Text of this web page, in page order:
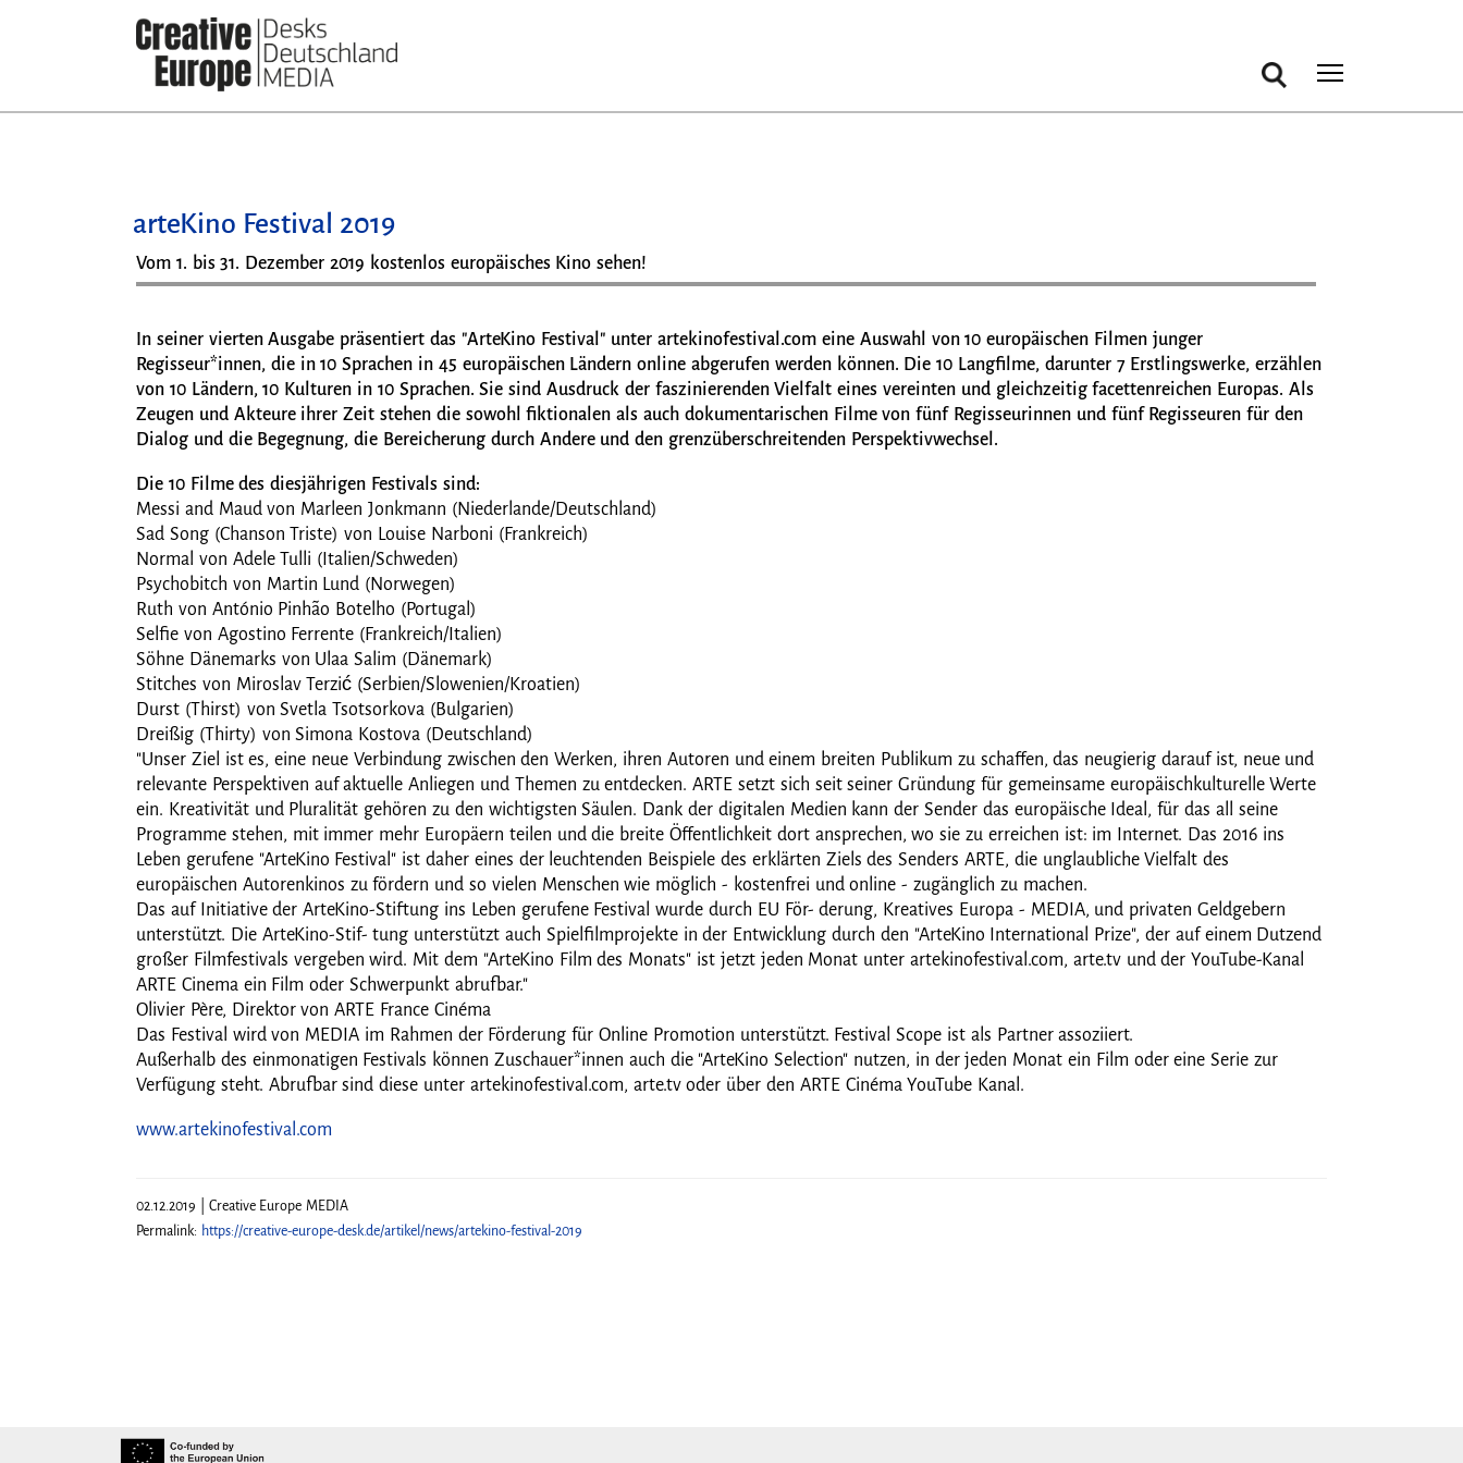
arteKino Festival 2019
Vom 1. bis 31. Dezember 2019 kostenlos europäisches Kino sehen!
In seiner vierten Ausgabe präsentiert das "ArteKino Festival" unter artekinofestival.com eine Auswahl von 10 europäischen Filmen junger
Regisseur*innen, die in 10 Sprachen in 45 europäischen Ländern online abgerufen werden können. Die 10 Langfilme, darunter 7 Erstlingswerke, erzählen
von 10 Ländern, 10 Kulturen in 10 Sprachen. Sie sind Ausdruck der faszinierenden Vielfalt eines vereinten und gleichzeitig facettenreichen Europas. Als
Zeugen und Akteure ihrer Zeit stehen die sowohl fiktionalen als auch dokumentarischen Filme von fünf Regisseurinnen und fünf Regisseuren für den
Dialog und die Begegnung, die Bereicherung durch Andere und den grenzüberschreitenden Perspektivwechsel.
Die 10 Filme des diesjährigen Festivals sind:
Messi and Maud von Marleen Jonkmann (Niederlande/Deutschland)
Sad Song (Chanson Triste) von Louise Narboni (Frankreich)
Normal von Adele Tulli (Italien/Schweden)
Psychobitch von Martin Lund (Norwegen)
Ruth von António Pinhão Botelho (Portugal)
Selfie von Agostino Ferrente (Frankreich/Italien)
Söhne Dänemarks von Ulaa Salim (Dänemark)
Stitches von Miroslav Terzić (Serbien/Slowenien/Kroatien)
Durst (Thirst) von Svetla Tsotsorkova (Bulgarien)
Dreißig (Thirty) von Simona Kostova (Deutschland)
"Unser Ziel ist es, eine neue Verbindung zwischen den Werken, ihren Autoren und einem breiten Publikum zu schaffen, das neugierig darauf ist, neue und
relevante Perspektiven auf aktuelle Anliegen und Themen zu entdecken. ARTE setzt sich seit seiner Gründung für gemeinsame europäischkulturelle Werte
ein. Kreativität und Pluralität gehören zu den wichtigsten Säulen. Dank der digitalen Medien kann der Sender das europäische Ideal, für das all seine
Programme stehen, mit immer mehr Europäern teilen und die breite Öffentlichkeit dort ansprechen, wo sie zu erreichen ist: im Internet. Das 2016 ins
Leben gerufene "ArteKino Festival" ist daher eines der leuchtenden Beispiele des erklärten Ziels des Senders ARTE, die unglaubliche Vielfalt des
europäischen Autorenkinos zu fördern und so vielen Menschen wie möglich - kostenfrei und online - zugänglich zu machen.
Das auf Initiative der ArteKino-Stiftung ins Leben gerufene Festival wurde durch EU För- derung, Kreatives Europa - MEDIA, und privaten Geldgebern
unterstützt. Die ArteKino-Stif- tung unterstützt auch Spielfilmprojekte in der Entwicklung durch den "ArteKino International Prize", der auf einem Dutzend
großer Filmfestivals vergeben wird. Mit dem "ArteKino Film des Monats" ist jetzt jeden Monat unter artekinofestival.com, arte.tv und der YouTube-Kanal
ARTE Cinema ein Film oder Schwerpunkt abrufbar."
Olivier Père, Direktor von ARTE France Cinéma
Das Festival wird von MEDIA im Rahmen der Förderung für Online Promotion unterstützt. Festival Scope ist als Partner assoziiert.
Außerhalb des einmonatigen Festivals können Zuschauer*innen auch die "ArteKino Selection" nutzen, in der jeden Monat ein Film oder eine Serie zur
Verfügung steht. Abrufbar sind diese unter artekinofestival.com, arte.tv oder über den ARTE Cinéma YouTube Kanal.
www.artekinofestival.com
02.12.2019 | Creative Europe MEDIA
Permalink: https://creative-europe-desk.de/artikel/news/artekino-festival-2019